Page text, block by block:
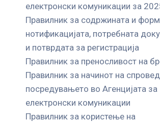
електронски комуникации за
Правилник за содржината и
нотификацијата, потребната
и потврдата за регистрација
Правилник за преносливост на
Правилник за начинот на
посредувањето во Агенцијата за
електронски комуникации
Правилник за користење на